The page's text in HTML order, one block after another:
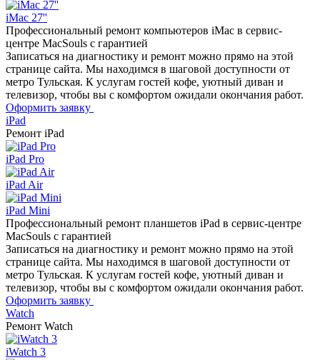
iMac 27''
Профессиональный ремонт компьютеров iMac в сервис-
центре MacSouls с гарантией
Записаться на диагностику и ремонт можно прямо на этой
странице сайта. Мы находимся в шаговой доступности от
метро Тульская. К услугам гостей кофе, уютный диван и
телевизор, чтобы вы с комфортом ожидали окончания работ.
Оформить заявку
iPad
Ремонт iPad
iPad Pro
iPad Air
iPad Mini
Профессиональный ремонт планшетов iPad в сервис-центре
MacSouls с гарантией
Записаться на диагностику и ремонт можно прямо на этой
странице сайта. Мы находимся в шаговой доступности от
метро Тульская. К услугам гостей кофе, уютный диван и
телевизор, чтобы вы с комфортом ожидали окончания работ.
Оформить заявку
Watch
Ремонт Watch
iWatch 3